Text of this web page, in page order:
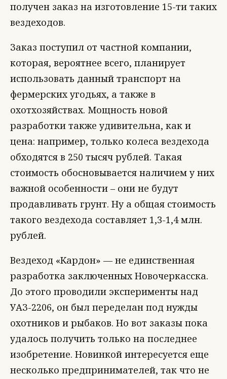
получен заказ на изготовление 15-ти таких
вездеходов.
Заказ поступил от частной компании,
которая, вероятнее всего, планирует
использовать данный транспорт на
фермерских угодьях, а также в
охотхозяйствах. Мощность новой
разработки также удивительна, как и
цена: например, только колеса вездехода
обходятся в 250 тысяч рублей. Такая
стоимость обосновывается наличием у них
важной особенности – они не будут
продавливать грунт. Ну а общая стоимость
такого вездехода составляет 1,3-1,4 млн.
рублей.
Вездеход «Кардон» — не единственная
разработка заключенных Новочеркасска.
До этого проводили эксперименты над
УАЗ-2206, он был переделан под нужды
охотников и рыбаков. Но вот заказы пока
удалось получить только на последнее
изобретение. Новинкой интересуется еще
несколько предпринимателей, так что не